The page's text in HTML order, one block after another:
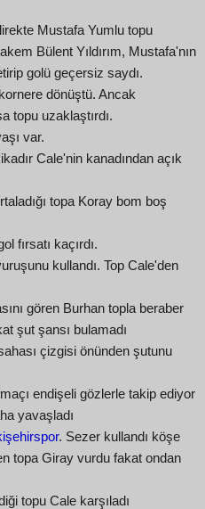
Mustafa Yumlu topu
Bülent Yıldırım, Mustafa'nın
golü geçersiz saydı.
dönüştü. Ancak
topu uzaklaştırdı.
var.
Cale'nin kanadından açık
topa Koray bom boş
fırsatı kaçırdı.
kullandı. Top Cale'den
gören Burhan topla beraber
şut şansı bulamadı
çizgisi önünden şutunu
endişeli gözlerle takip ediyor
yavaşladı
. Sezer kullandı köşe
topa Giray vurdu fakat ondan
topu Cale karşıladı